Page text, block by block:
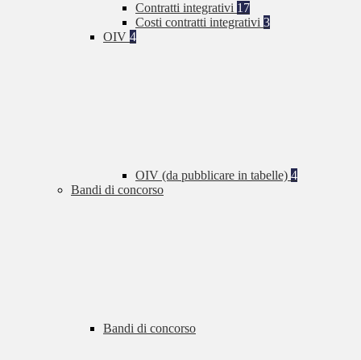
Contratti integrativi 17
Costi contratti integrativi 3
OIV 4
OIV (da pubblicare in tabelle) 4
Bandi di concorso
Bandi di concorso